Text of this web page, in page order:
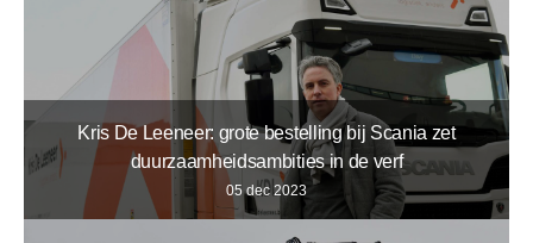
Kris De Leeneer: grote bestelling bij Scania zet
duurzaamheidsambities in de verf
05 dec 2023